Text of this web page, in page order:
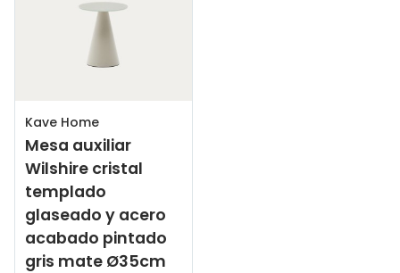
Kave Home
Mesa auxiliar
Wilshire cristal
templado
glaseado y acero
acabado pintado
gris mate Ø35cm